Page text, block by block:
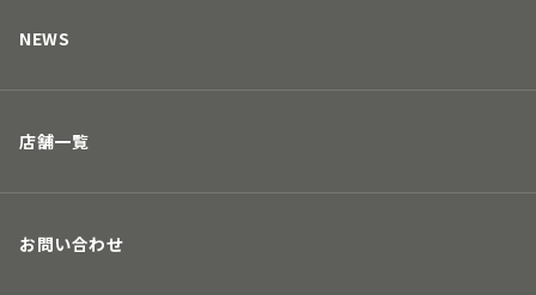
募集要項
NEWS
店舗一覧
お問い合わせ